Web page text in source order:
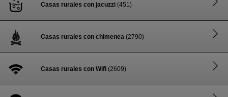
Casas rurales con jacuzzi (451)
Casas rurales con chimenea (2790)
Casas rurales con Wifi (2609)